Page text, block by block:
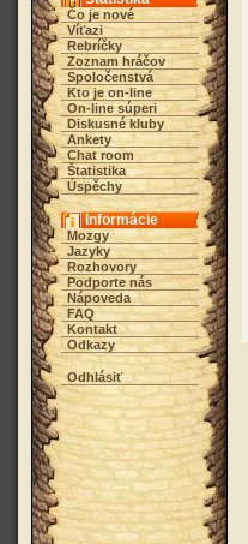
Čo je nové
Víťazi
Rebríčky
Zoznam hráčov
Spoločenstvá
Kto je on-line
On-line súperi
Diskusné kluby
Ankety
Chat room
Štatistika
Úspěchy
Informácie
Mozgy
Jazyky
Rozhovory
Podporte nás
Nápoveda
FAQ
Kontakt
Odkazy
Odhlásiť